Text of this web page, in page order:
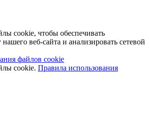
cookie, чтобы обеспечивать
веб-сайта и анализировать сетевой
файлов cookie
cookie. Правила использования